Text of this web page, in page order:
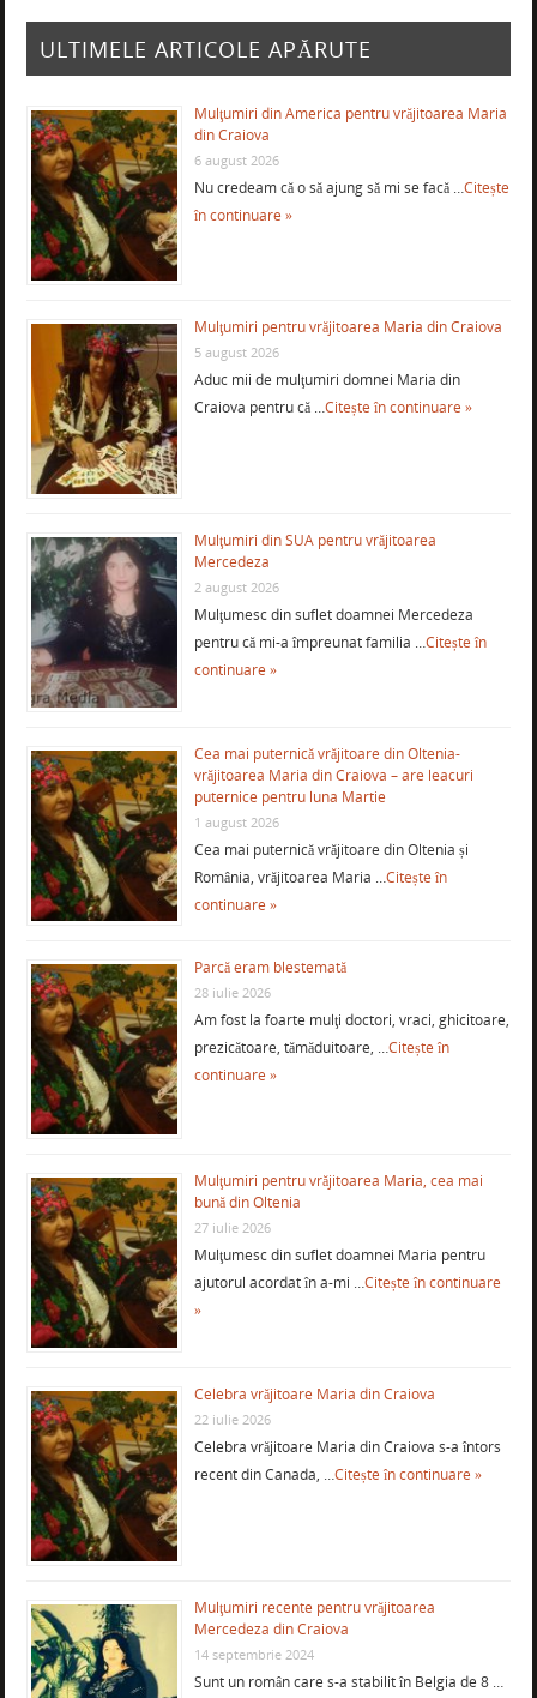
ULTIMELE ARTICOLE APĂRUTE
Mulţumiri din America pentru vrăjitoarea Maria
din Craiova
6 august 2026
Nu credeam că o să ajung să mi se facă …Citește
în continuare »
Mulţumiri pentru vrăjitoarea Maria din Craiova
5 august 2026
Aduc mii de mulţumiri domnei Maria din
Craiova pentru că …Citește în continuare »
Mulţumiri din SUA pentru vrăjitoarea
Mercedeza
2 august 2026
Mulţumesc din suflet doamnei Mercedeza
pentru că mi-a împreunat familia …Citește în
continuare »
Cea mai puternică vrăjitoare din Oltenia-
vrăjitoarea Maria din Craiova – are leacuri
puternice pentru luna Martie
1 august 2026
Cea mai puternică vrăjitoare din Oltenia și
România, vrăjitoarea Maria …Citește în
continuare »
Parcă eram blestemată
28 iulie 2026
Am fost la foarte mulţi doctori, vraci, ghicitoare,
prezicătoare, tămăduitoare, …Citește în
continuare »
Mulţumiri pentru vrăjitoarea Maria, cea mai
bună din Oltenia
27 iulie 2026
Mulţumesc din suflet doamnei Maria pentru
ajutorul acordat în a-mi …Citește în continuare
»
Celebra vrăjitoare Maria din Craiova
22 iulie 2026
Celebra vrăjitoare Maria din Craiova s-a întors
recent din Canada, …Citește în continuare »
Mulţumiri recente pentru vrăjitoarea
Mercedeza din Craiova
14 septembrie 2024
Sunt un român care s-a stabilit în Belgia de 8 …